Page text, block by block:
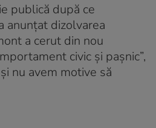
publică după ce
anunțat dizolvarea
a cerut din nou
civic și pașnic”,
nu avem motive să